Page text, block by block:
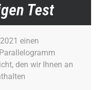
Test
einen
den wir Ihnen an